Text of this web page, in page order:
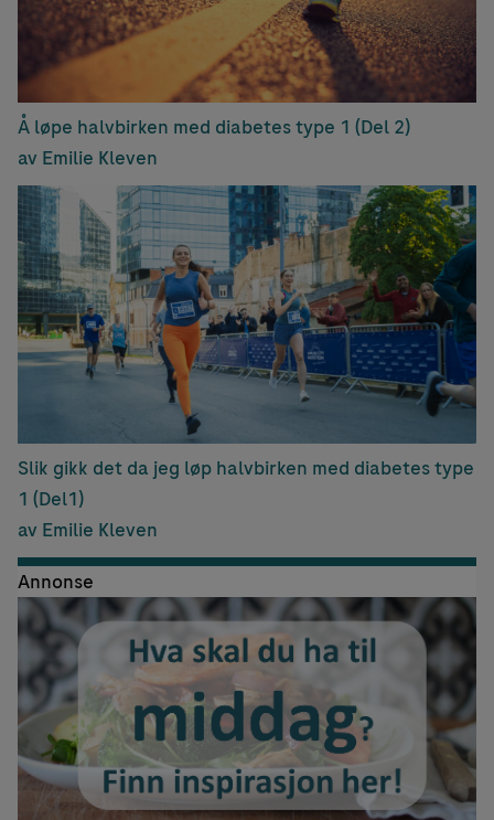
Å løpe halvbirken med diabetes type 1 (Del 2)
av Emilie Kleven
Slik gikk det da jeg løp halvbirken med diabetes type
1 (Del1)
av Emilie Kleven
Annonse